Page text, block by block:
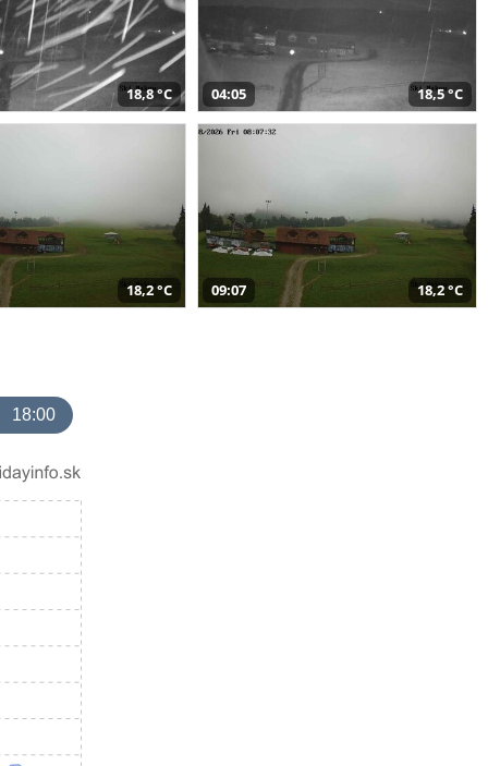
18,8 °C 04:05 18,5 °C
18,2 °C 09:07 18,2 °C
18:00